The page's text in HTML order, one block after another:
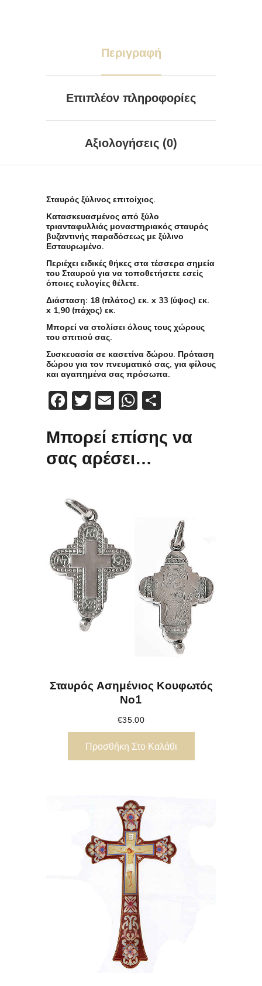
Περιγραφή
Επιπλέον πληροφορίες
Αξιολογήσεις (0)
Σταυρός ξύλινος επιτοίχιος.
Κατασκευασμένος από ξύλο
τριανταφυλλιάς μοναστηριακός σταυρός
βυζαντινής παραδόσεως με ξύλινο
Εσταυρωμένο.
Περιέχει ειδικές θήκες στα τέσσερα σημεία
του Σταυρού για να τοποθετήσετε εσείς
όποιες ευλογίες θέλετε.
Διάσταση: 18 (πλάτος) εκ. x 33 (ύψος) εκ.
x 1,90 (πάχος) εκ.
Μπορεί να στολίσει όλους τους χώρους
του σπιτιού σας.
Συσκευασία σε κασετίνα δώρου. Πρόταση
δώρου για τον πνευματικό σας, για φίλους
και αγαπημένα σας πρόσωπα.
Facebook
Twitter
EmailWhatsApp
Μπορεί επίσης να
σας αρέσει…
Σταυρός Ασημένιος Κουφωτός
Νο1
€35.00
Προσθήκη Στο Καλάθι